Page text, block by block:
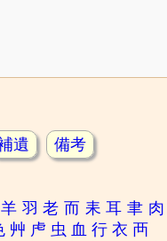
遺 備考
羊 羽 老 而 耒 耳 聿 肉
艸 虍 虫 血 行 衣 襾